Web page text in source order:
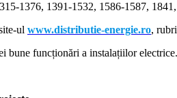
1376, 1391-1532, 1586-1587,
ul www.distributie-energie.ro,
bune funcționări a instalațiilor electrice.